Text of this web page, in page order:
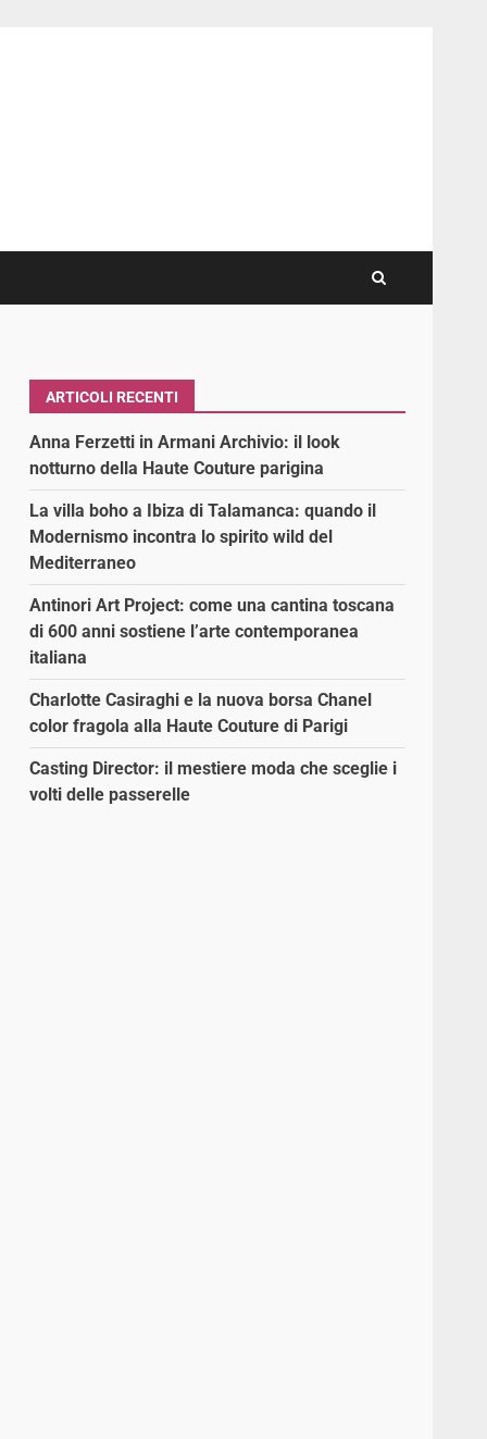
ARTICOLI RECENTI
Anna Ferzetti in Armani Archivio: il look
notturno della Haute Couture parigina
La villa boho a Ibiza di Talamanca: quando il
Modernismo incontra lo spirito wild del
Mediterraneo
Antinori Art Project: come una cantina toscana
di 600 anni sostiene l’arte contemporanea
italiana
Charlotte Casiraghi e la nuova borsa Chanel
color fragola alla Haute Couture di Parigi
Casting Director: il mestiere moda che sceglie i
volti delle passerelle